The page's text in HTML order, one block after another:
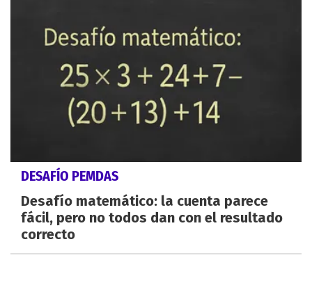
DESAFÍO PEMDAS
Desafío matemático: la cuenta parece
fácil, pero no todos dan con el resultado
correcto